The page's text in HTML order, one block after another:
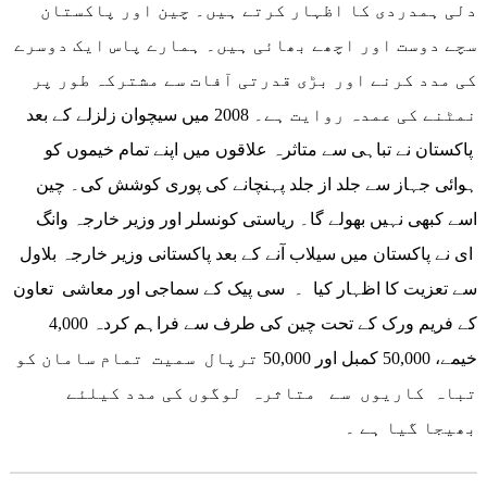
دلی ہمدردی کا اظہار کرتے ہیں۔ چین اور پاکستان
سچے دوست اور اچھے بھائی ہیں۔ ہمارے پاس ایک دوسرے
کی مدد کرنے اور بڑی قدرتی آفات سے مشترکہ طور پر
نمٹنے کی عمدہ روایت ہے۔ 2008 میں سیچوان زلزلے کے بعد
پاکستان نے تباہی سے متاثرہ علاقوں میں اپنے تمام خیموں کو
ہوائی جہاز سے جلد از جلد پہنچانے کی پوری کوشش کی۔ چین
اسے کبھی نہیں بھولے گا۔ ریاستی کونسلر اور وزیر خارجہ وانگ
ای نے پاکستان میں سیلاب آنے کے بعد پاکستانی وزیر خارجہ بلاول
سے تعزیت کا اظہار کیا ۔ سی پیک کے سماجی اور معاشی تعاون
کے فریم ورک کے تحت چین کی طرف سے فراہم کردہ 4,000
خیمے، 50,000 کمبل اور 50,000 ترپال سمیت تمام سامان کو
تباہ کاریوں سے متاثرہ لوگوں کی مدد کیلئے
بھیجا گیا ہے ۔